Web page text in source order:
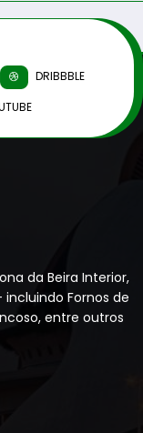
DRIBBBLE
da Beira Interior,
Fornos de
entre outros